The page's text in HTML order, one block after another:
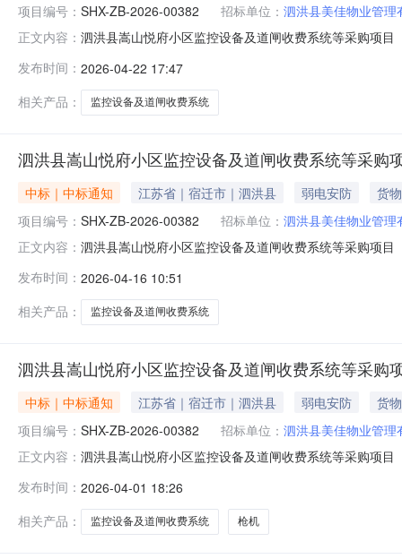
项目编号： SHX-ZB-2026-00382 招标单位： 泗洪县美佳物业管理
正文内容： 泗洪县嵩山悦府小区监控设备及道闸收费系统等采购项
备及道闸收费系统等，主要包括56台400万双光筒型网
限：7日历天（合同
发布时间： 2026-04-22 17:47
相关产品：
监控设备及道闸收费系统
泗洪县嵩山悦府小区监控设备及道闸收费系统等采购
中标｜中标通知 江苏省｜宿迁市｜泗洪县 弱电安防
货物
项目编号： SHX-ZB-2026-00382 招标单位： 泗洪县美佳物业管理
正文内容： 泗洪县嵩山悦府小区监控设备及道闸收费系统等采购项
购人核实后修改采购文件内容，重新招标。更正日期：
县联系方式：赵海
发布时间： 2026-04-16 10:51
相关产品：
监控设备及道闸收费系统
泗洪县嵩山悦府小区监控设备及道闸收费系统等采购
中标｜中标通知 江苏省｜宿迁市｜泗洪县 弱电安防
货物
项目编号： SHX-ZB-2026-00382 招标单位： 泗洪县美佳物业管理
正文内容： 泗洪县嵩山悦府小区监控设备及道闸收费系统等采购项
零贰佰陆拾元整（￥：210260元）四、主要标的信息序
发布时间： 2026-04-01 18:26
相关产品：
监控设备及道闸收费系统 枪机